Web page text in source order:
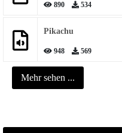
890 534
Pikachu
948 569
Mehr sehen ...